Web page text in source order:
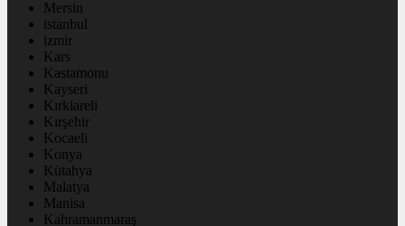
Mersin
istanbul
izmir
Kars
Kastamonu
Kayseri
Kırklareli
Kırşehir
Kocaeli
Konya
Kütahya
Malatya
Manisa
Kahramanmaraş